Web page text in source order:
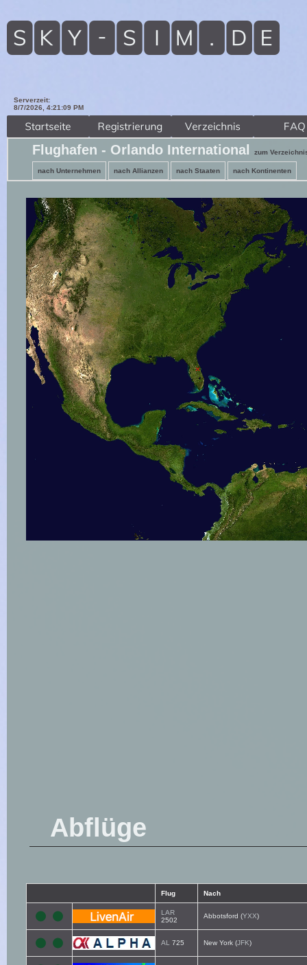
Serverzeit:
8/7/2026, 4:21:11 PM
Flughafen - Orlando International zum
nach Unternehmen nach Allianzen nach Staaten nach Kontinenten
Abflüge
Flug Nach
LAR
2502
Abbotsford (YXX)
AL 725 New York (JFK)